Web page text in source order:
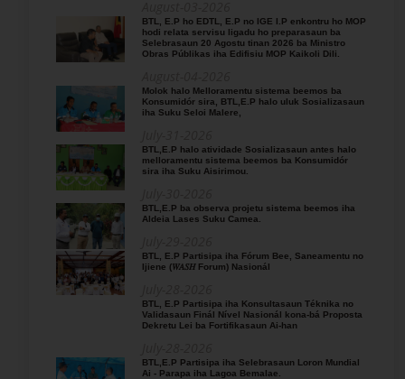
BTL, E.P ho EDTL, E.P no IGE I.P enkontru ho MOP
hodi relata servisu ligadu ho preparasaun ba
Selebrasaun 20 Agostu tinan 2026 ba Ministro
Obras Públikas iha Edifisiu MOP Kaikoli Dili.
Molok halo Melloramentu sistema beemos ba
Konsumidór sira, BTL,E.P halo uluk Sosializasaun
iha Suku Seloi Malere,
BTL,E.P halo atividade Sosializasaun antes halo
melloramentu sistema beemos ba Konsumidór
sira iha Suku Aisirimou.
BTL,E.P ba observa projetu sistema beemos iha
Aldeia Lases Suku Camea.
BTL, E.P Partisipa iha Fórum Bee, Saneamentu no
Ijiene (𝑊𝐴𝑆𝐻 Forum) Nasionál
BTL, E.P Partisipa iha Konsultasaun Téknika no
Validasaun Finál Nível Nasionál kona-bá Proposta
Dekretu Lei ba Fortifikasaun Ai-han
BTL,E.P Partisipa iha Selebrasaun Loron Mundial
Ai - Parapa iha Lagoa Bemalae.